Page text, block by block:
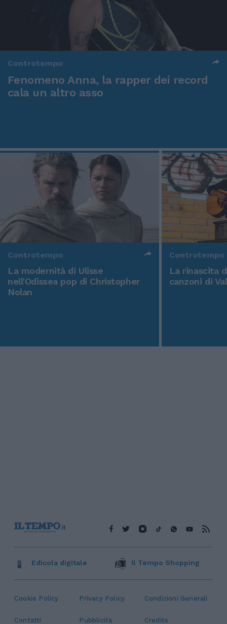
Controtempo
Fenomeno Anna, la rapper dei record
cala un altro asso
Controtempo
La modernità di Ulisse
nell'Odissea pop di Christopher
Nolan
Controtempo
La rinascita
canzoni di
Cookie Policy Privacy Policy Condizioni Generali
Contatti Pubblicità Credits
Edicola digitale Il Tempo Shopping